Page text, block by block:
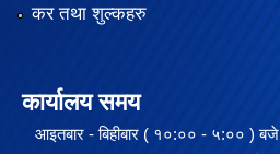
कर तथा शुल्कहरु
कार्यालय समय
आइतबार - बिहीबार ( १०:०० - ५:०० ) बजे